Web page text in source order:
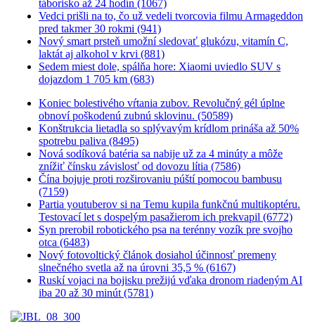
táborisko až 24 hodín (1067)
Vedci prišli na to, čo už vedeli tvorcovia filmu Armageddon
pred takmer 30 rokmi (941)
Nový smart prsteň umožní sledovať glukózu, vitamín C,
laktát aj alkohol v krvi (881)
Sedem miest dole, spálňa hore: Xiaomi uviedlo SUV s
dojazdom 1 705 km (683)
Koniec bolestivého vŕtania zubov. Revolučný gél úplne
obnoví poškodenú zubnú sklovinu. (50589)
Konštrukcia lietadla so splývavým krídlom prináša až 50%
spotrebu paliva (8495)
Nová sodíková batéria sa nabije už za 4 minúty a môže
znížiť čínsku závislosť od dovozu lítia (7586)
Čína bojuje proti rozširovaniu púští pomocou bambusu
(7159)
Partia youtuberov si na Temu kupila funkčnú multikoptéru.
Testovací let s dospelým pasažierom ich prekvapil (6772)
Syn prerobil robotického psa na terénny vozík pre svojho
otca (6483)
Nový fotovoltický článok dosiahol účinnosť premeny
slnečného svetla až na úrovni 35,5 % (6167)
Ruskí vojaci na bojisku prežijú vďaka dronom riadeným AI
iba 20 až 30 minút (5781)